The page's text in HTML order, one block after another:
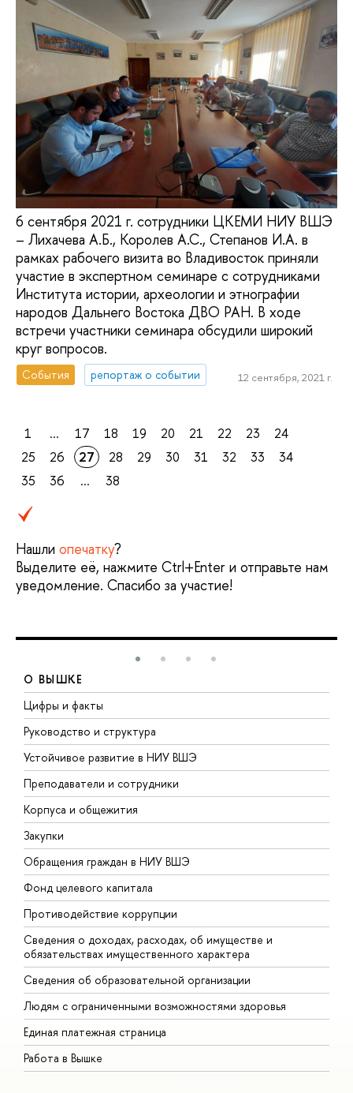
6 сентября 2021 г. сотрудники ЦКЕМИ НИУ ВШЭ
– Лихачева А.Б., Королев А.С., Степанов И.А. в
рамках рабочего визита во Владивосток приняли
участие в экспертном семинаре с сотрудниками
Института истории, археологии и этнографии
народов Дальнего Востока ДВО РАН. В ходе
встречи участники семинара обсудили широкий
круг вопросов.
События репортаж о событии 12 сентября, 2021 г.
1 ... 17 18 19 20 21 22 23
24
25
26 27 28 29 30 31 32 33
34
35
36 ... 38
Нашли опечатку?
Выделите её, нажмите Ctrl+Enter и отправьте нам
уведомление. Спасибо за участие!
О ВЫШКЕ
Цифры и факты
Руководство и структура
Устойчивое развитие в НИУ ВШЭ
Преподаватели и сотрудники
Корпуса и общежития
Закупки
Обращения граждан в НИУ ВШЭ
Фонд целевого капитала
Противодействие коррупции
Сведения о доходах, расходах, об имуществе и
обязательствах имущественного характера
Сведения об образовательной организации
Людям с ограниченными возможностями здоровья
Единая платежная страница
Работа в Вышке